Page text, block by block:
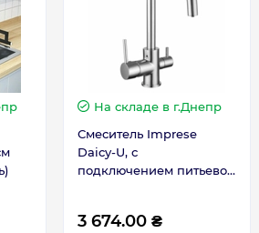
Гарантия
мес
На складе в г.Днепр
Смеситель Imprese
Daicy-U, с
подключением питьевой
3 674.00 ₴